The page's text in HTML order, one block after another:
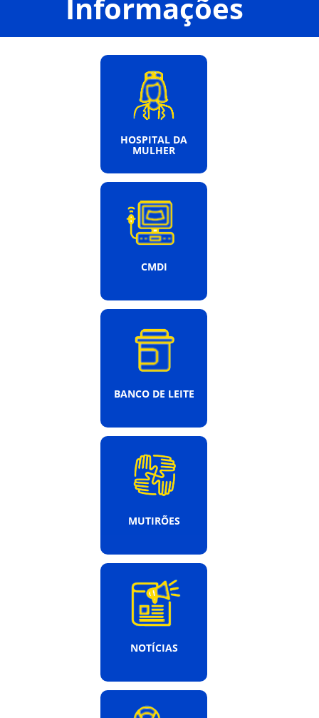
Informações
HOSPITAL DA
MULHER
CMDI
BANCO DE LEITE
MUTIRÕES
NOTÍCIAS